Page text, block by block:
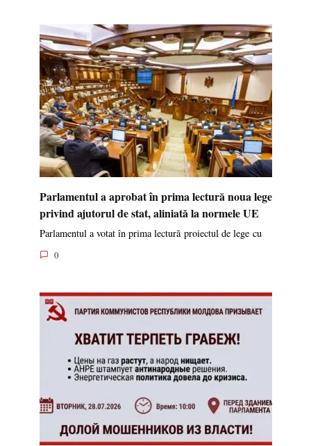
Parlamentul a aprobat în prima lectură noua lege
privind ajutorul de stat, aliniată la normele UE
Parlamentul a votat în prima lectură proiectul de lege cu
0